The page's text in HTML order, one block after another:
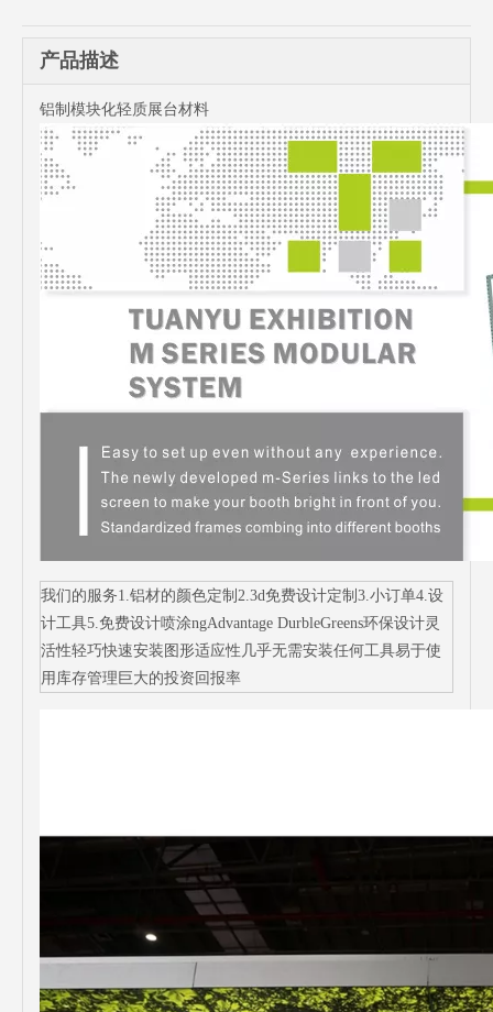
产品描述
铝制模块化轻质展台材料
我们的服务1.铝材的颜色定制2.3d免费设计定制3.小订单4.设
计工具5.免费设计喷涂ngAdvantage DurbleGreens环保设计灵
活性轻巧快速安装图形适应性几乎无需安装任何工具易于使
用库存管理巨大的投资回报率